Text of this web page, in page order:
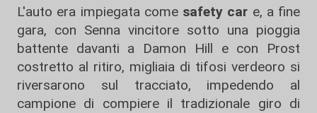
L'auto era impiegata come safety car e, a fine
gara, con Senna vincitore sotto una pioggia
battente davanti a Damon Hill e con Prost
costretto al ritiro, migliaia di tifosi verdeoro si
riversarono sul tracciato, impedendo al
campione di compiere il tradizionale giro di